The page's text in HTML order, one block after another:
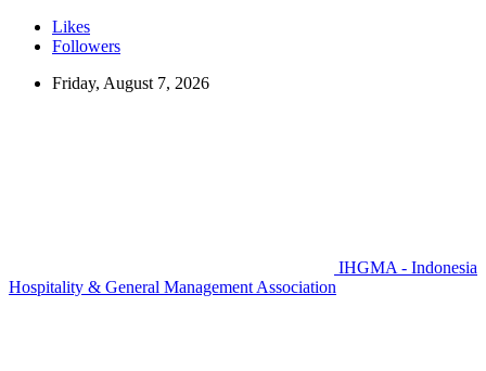
Likes
Followers
Friday, August 7, 2026
IHGMA - Indonesia
Hospitality & General Management Association